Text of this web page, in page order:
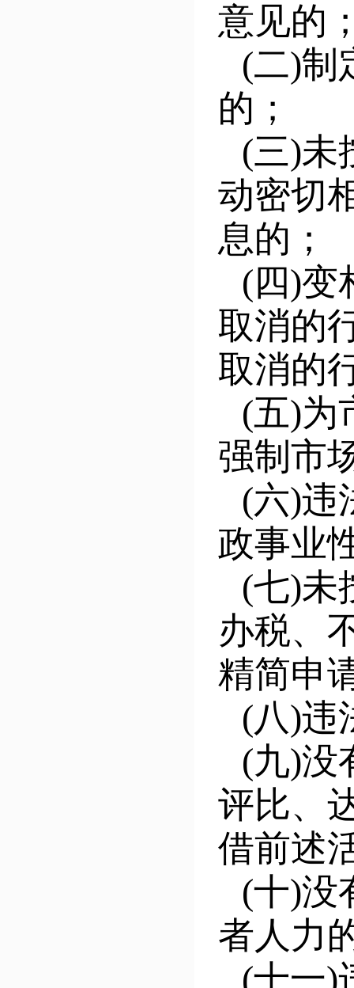
意见的
(二)制
的 ；
(三)未
动密切
息的；
(四)变
取消的
取消的
(五)为
强制市
(六)违
政事业
(七)未
办税、
精简申
(八)违
(九)没
评比、
借前述
(十)没
者人力
(十一)